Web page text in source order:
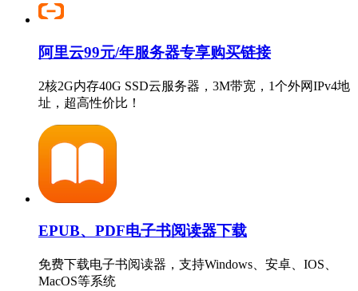
阿里云99元/年服务器专享购买链接
2核2G内存40G SSD云服务器，3M带宽，1个外网IPv4地
址，超高性价比！
EPUB、PDF电子书阅读器下载
免费下载电子书阅读器，支持Windows、安卓、IOS、
MacOS等系统